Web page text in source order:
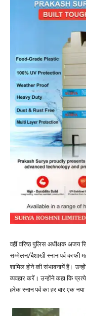
वहीं वरिष्ठ पुलिस अधीक्षक अजय
सम्मेलन/बैशाखी स्नान पर्व काफी
शामिल होने की संभावनायें हैं।
व्यवहार करें। उन्होंने कहा कि
हरेक स्नान पर्व का हर बार एक